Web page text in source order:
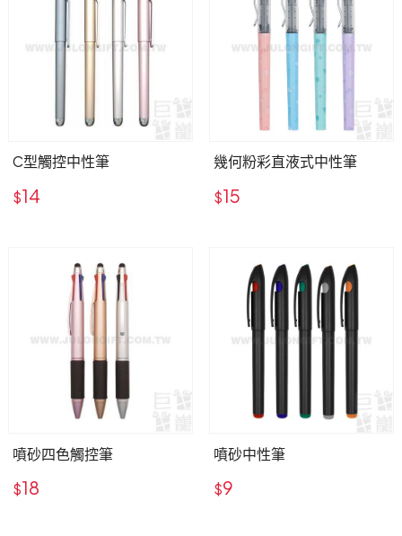
C型觸控中性筆
$14
幾何粉彩直液式中性筆
$15
噴砂四色觸控筆
$18
噴砂中性筆
$9